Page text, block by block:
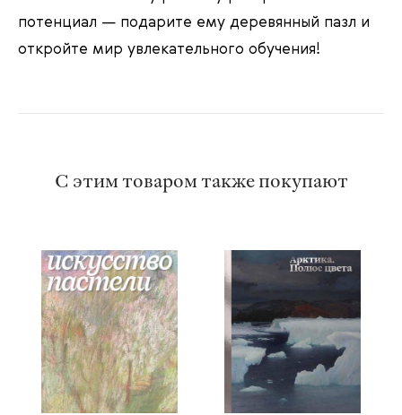
потенциал — подарите ему деревянный пазл и
откройте мир увлекательного обучения!
С этим товаром также покупают